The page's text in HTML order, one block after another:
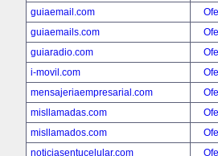
guiaemail.com
guiaemails.com
guiaradio.com
i-movil.com
mensajeriaempresarial.com
misllamadas.com
misllamados.com
noticiasentucelular.com